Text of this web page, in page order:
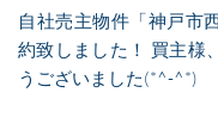
自社売主物件「神戸市
約致しました！ 買主様
うございました(*^-^*)